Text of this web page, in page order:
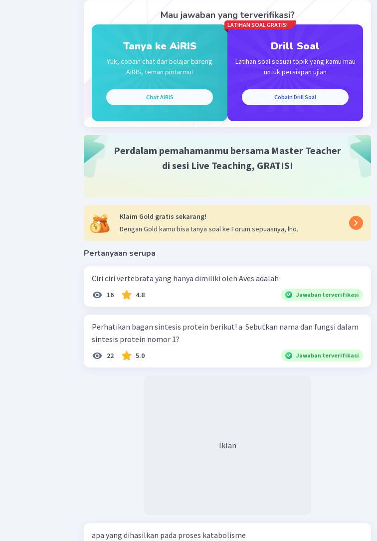
Iklan
Mau jawaban yang terverifikasi?
Tanya ke AiRIS
Yuk, cobain chat dan belajar bareng
AiRIS, teman pintarmu!
Chat AiRIS
LATIHAN SOAL GRATIS!
Drill Soal
Latihan soal sesuai topik yang kamu mau
untuk persiapan ujian
Cobain Drill Soal
Perdalam pemahamanmu bersama Master Teacher
di sesi Live Teaching, GRATIS!
Klaim Gold gratis sekarang!
Dengan Gold kamu bisa tanya soal ke Forum sepuasnya, lho.
Pertanyaan serupa
Ciri ciri vertebrata yang hanya dimiliki oleh Aves adalah
16 4.8 Jawaban terverifikasi
Perhatikan bagan sintesis protein berikut! a. Sebutkan nama dan fungsi dalam
sintesis protein nomor 1?
22 5.0 Jawaban terverifikasi
Iklan
apa yang dihasilkan pada proses katabolisme